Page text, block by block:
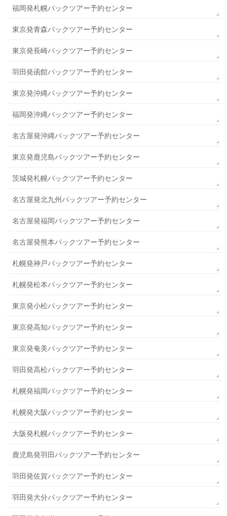
福岡発札幌パックツアー予約センター
東京発青森パックツアー予約センター
東京発長崎パックツアー予約センター
羽田発函館パックツアー予約センター
東京発沖縄パックツアー予約センター
福岡発沖縄パックツアー予約センター
名古屋発沖縄パックツアー予約センター
東京発鹿児島パックツアー予約センター
茨城発札幌パックツアー予約センター
名古屋発北九州パックツアー予約センター
名古屋発福岡パックツアー予約センター
名古屋発熊本パックツアー予約センター
札幌発神戸パックツアー予約センター
札幌発松本パックツアー予約センター
東京発小松パックツアー予約センター
東京発高知パックツアー予約センター
東京発奄美パックツアー予約センター
羽田発高松パックツアー予約センター
札幌発福岡パックツアー予約センター
札幌発大阪パックツアー予約センター
大阪発札幌パックツアー予約センター
鹿児島発羽田パックツアー予約センター
羽田発佐賀パックツアー予約センター
羽田発大分パックツアー予約センター